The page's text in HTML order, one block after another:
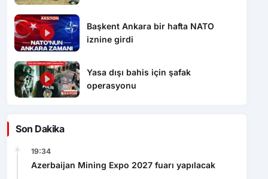
Başkent Ankara bir hafta NATO
iznine girdi
Yasa dışı bahis için şafak
operasyonu
Son Dakika
19:34
Azerbaijan Mining Expo 2027 fuarı yapılacak